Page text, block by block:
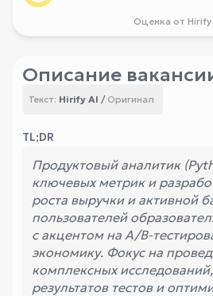
Оценка от Hirify
Описание
Текст: Hirify AI / Оригинал
TL;DR
Продуктовый аналитик
ключевых метрик и
роста выручки и активной
пользователей
с акцентом на A/B-
экономику. Фокус на
комплексных
результатов тестов и